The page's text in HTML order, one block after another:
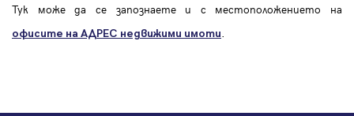
Тук може да се запознаете и с местоположението на
офисите на АДРЕС недвижими имоти